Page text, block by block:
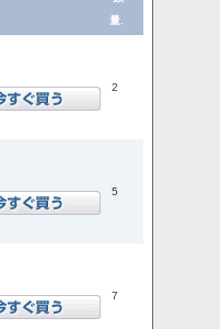
量.
2
5
7